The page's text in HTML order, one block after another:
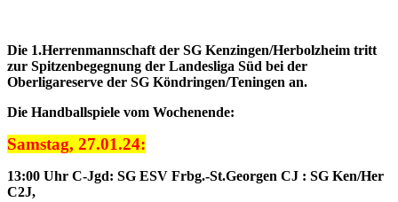
Die 1.Herrenmannschaft der SG Kenzingen/Herbolzheim tritt
zur Spitzenbegegnung der Landesliga Süd bei der
Oberligareserve der SG Köndringen/Teningen an.
Die Handballspiele vom Wochenende:
Samstag, 27.01.24:
13:00 Uhr C-Jgd: SG ESV Frbg.-St.Georgen CJ : SG Ken/Her
C2J,